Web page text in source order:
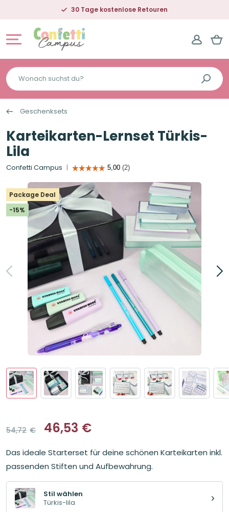
30 Tage kostenlose Retouren
Wonach
suchst
du?
Geschenksets
Karteikarten-Lernset Türkis-
Lila
Confetti Campus
Package Deal
-15%
54,72 €
Ursprünglicher
Preis
war:
54,72€
46,53 €
Aktueller
Preis
ist:
46,53€.
Das ideale Starterset für deine schönen Karteikarten inkl.
passenden Stiften und Aufbewahrung.
Stil wählen
Türkis-lila